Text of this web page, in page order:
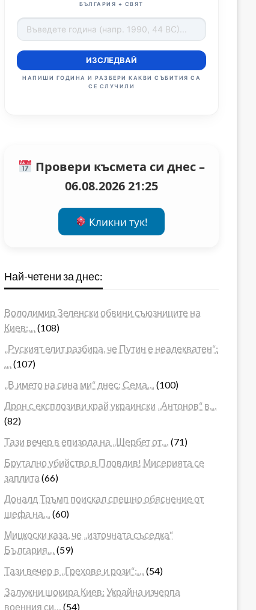
БЪЛГАРИЯ + СВЯТ
ИЗСЛЕДВАЙ
НАПИШИ ГОДИНА И РАЗБЕРИ КАКВИ СЪБИТИЯ СА
СЕ СЛУЧИЛИ
Провери късмета си днес –
06.08.2026 21:25
Кликни тук!
Най-четени за днес:
Володимир Зеленски обвини съюзниците на
Киев:…
(108)
„Руският елит разбира, че Путин е неадекватен“:
(107)
„В името на сина ми“ днес: Сема…
(100)
Дрон с експлозиви край украински „Антонов“ в…
(82)
Тази вечер в епизода на „Шербет от…
(71)
Брутално убийство в Пловдив! Мисерията се
заплита (66)
Доналд Тръмп поискал спешно обяснение от
шефа на…
(60)
Мицкоски каза, че „източната съседка“
България…
(59)
Тази вечер в „Грехове и рози“:…
(54)
Залужни шокира Киев: Украйна изчерпа
военния си…
(54)